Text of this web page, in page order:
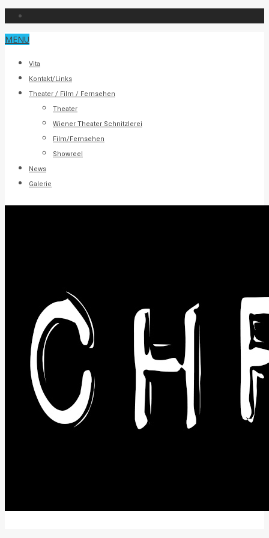
MENU
Vita
Kontakt/Links
Theater / Film / Fernsehen
Theater
Wiener Theater Schnitzlerei
Film/Fernsehen
Showreel
News
Galerie